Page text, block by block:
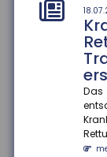
Das
grob
Fahrer